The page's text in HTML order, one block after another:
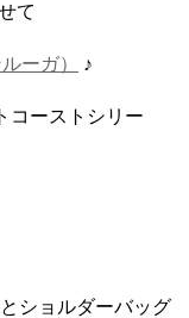
て
ーガ） ♪
コーストシリー
ショルダーバッグ